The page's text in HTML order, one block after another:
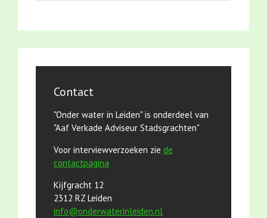
Contact
"Onder water in Leiden" is onderdeel van
"Aaf Verkade Adviseur Stadsgrachten"
Voor interviewverzoeken zie de
contactpagina
Kijfgracht 12
2312 RZ Leiden
info@onderwaterinleiden.nl